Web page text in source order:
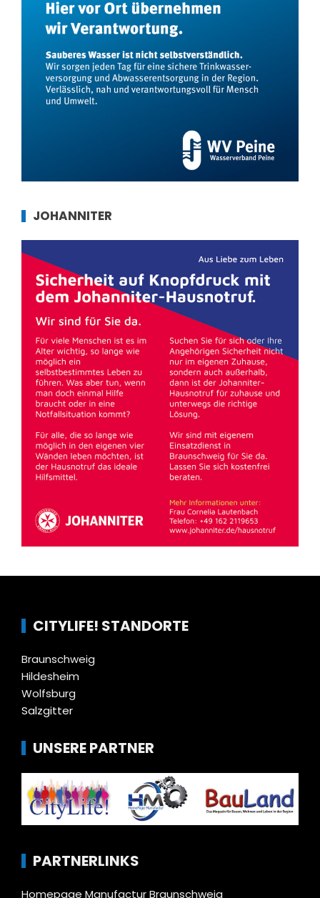
JOHANNITER
CITYLIFE! STANDORTE
Braunschweig
Hildesheim
Wolfsburg
Salzgitter
UNSERE PARTNER
PARTNERLINKS
Homepage Manufactur Braunschweig